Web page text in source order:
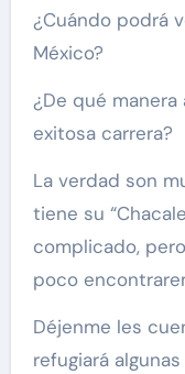
¿Cuándo podrá
México?
¿De qué
exitosa carrera?
La verdad son
tiene su
complicado,
poco
Déjenme les
refugiará